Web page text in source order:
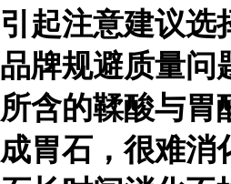
引起注意建议选
品牌规避质量问
所含的鞣酸与胃
成胃石，很难消